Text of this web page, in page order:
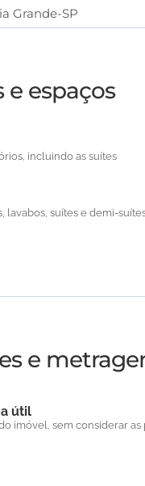
Grande-SP
e espaços
incluindo as suítes
lavabos, suítes e demi-
e
útil
imóvel, sem considerar as